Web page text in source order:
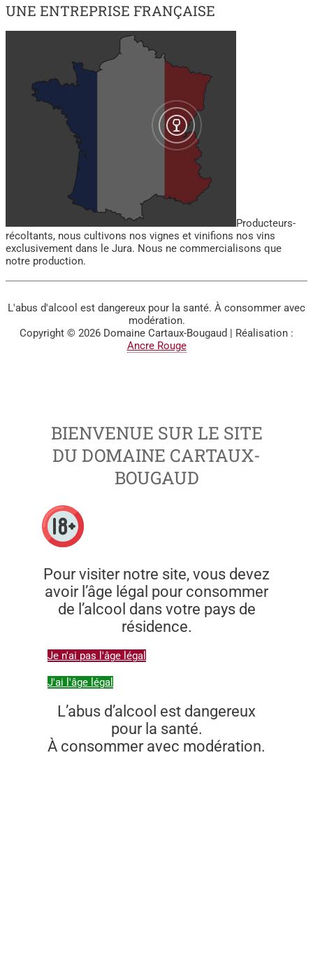
UNE ENTREPRISE FRANÇAISE
Producteurs-
récoltants, nous cultivons nos vignes et vinifions nos vins
exclusivement dans le Jura. Nous ne commercialisons que
notre production.
L'abus d'alcool est dangereux pour la santé. À consommer avec
modération.
Copyright © 2026 Domaine Cartaux-Bougaud | Réalisation :
Ancre Rouge
BIENVENUE SUR LE SITE
DU DOMAINE CARTAUX-
BOUGAUD
Pour visiter notre site, vous devez
avoir l’âge légal pour consommer
de l’alcool dans votre pays de
résidence.
Je n'ai pas l'âge légal
J'ai l'âge légal
L’abus d’alcool est dangereux
pour la santé.
À consommer avec modération.